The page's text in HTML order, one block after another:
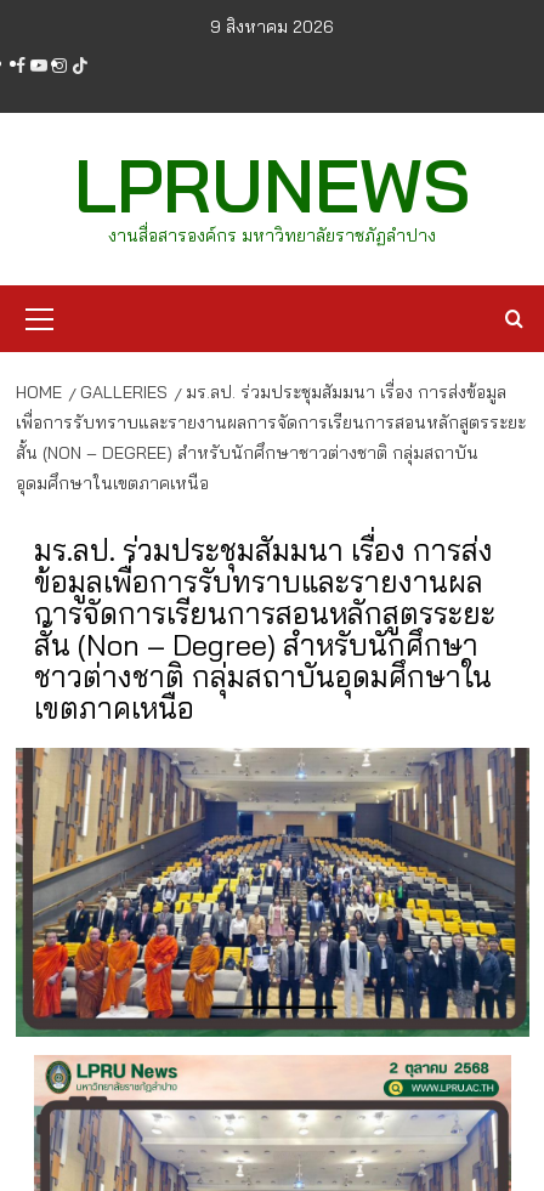
content
9 สิงหาคม 2026
facebook
youtube
instagram
tiktok
LPRUNEWS
งานสื่อสารองค์กร มหาวิทยาลัยราชภัฏลำปาง
Menu
HOME GALLERIES
มร.ลป. ร่วมประชุมสัมมนา เรื่อง การส่งข้อมูล
เพื่อการรับทราบและรายงานผลการจัดการเรียนการสอนหลักสูตรระยะ
สั้น (NON – DEGREE) สำหรับนักศึกษาชาวต่างชาติ กลุ่มสถาบัน
อุดมศึกษาในเขตภาคเหนือ
มร.ลป. ร่วมประชุมสัมมนา เรื่อง การส่ง
ข้อมูลเพื่อการรับทราบและรายงานผล
การจัดการเรียนการสอนหลักสูตรระยะ
สั้น (Non – Degree) สำหรับนักศึกษา
ชาวต่างชาติ กลุ่มสถาบันอุดมศึกษาใน
เขตภาคเหนือ